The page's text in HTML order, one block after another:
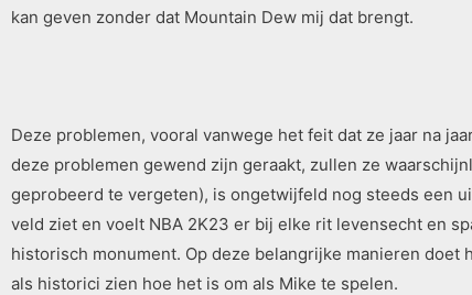
kan geven zonder dat Mountain Dew mij dat brengt.
Deze problemen, vooral vanwege het feit dat ze jaar na
deze problemen gewend zijn geraakt, zullen ze
geprobeerd te vergeten), is ongetwijfeld nog steeds een
veld ziet en voelt NBA 2K23 er bij elke rit levensecht en
historisch monument. Op deze belangrijke manieren
als historici zien hoe het is om als Mike te spelen.